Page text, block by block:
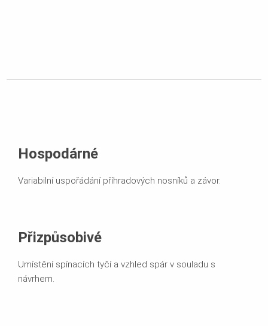
Hospodárné
Variabilní uspořádání příhradových nosníků a závor.
Přizpůsobivé
Umístění spínacích tyčí a vzhled spár v souladu s
návrhem.